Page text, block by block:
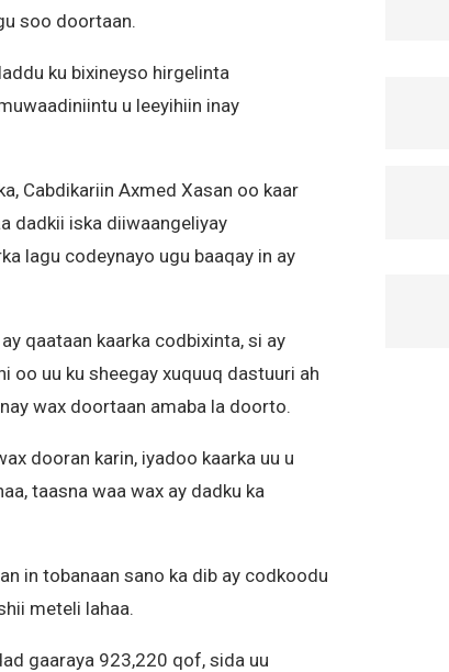
soo doortaan.
ku bixineyso hirgelinta
u leeyihiin inay
Cabdikariin Axmed Xasan oo kaar
dadkii iska diiwaangeliyay
lagu codeynayo ugu baaqay in ay
qaataan kaarka codbixinta, si ay
oo uu ku sheegay xuquuq dastuuri ah
wax doortaan amaba la doorto.
dooran karin, iyadoo kaarka uu u
taasna waa wax ay dadku ka
in tobanaan sano ka dib ay codkoodu
meteli lahaa.
gaaraya 923,220 qof, sida uu